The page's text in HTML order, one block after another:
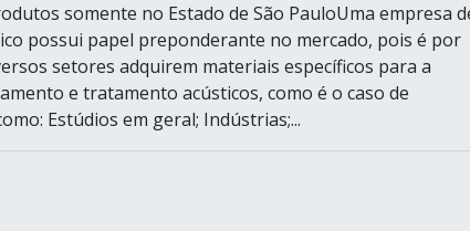
somente no Estado de São PauloUma empresa
possui papel preponderante no mercado, pois é por
setores adquirem materiais específicos para a
e tratamento acústicos, como é o caso de
Estúdios em geral; Indústrias;...